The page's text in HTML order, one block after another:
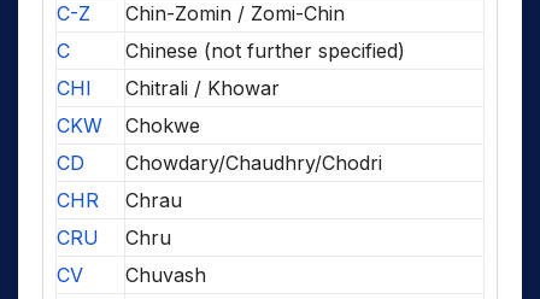
C-Z
Chin-Zomin / Zomi-Chin
C
Chinese (not further specified)
CHI
Chitrali / Khowar
CKW
Chokwe
CD
Chowdary/Chaudhry/Chodri
CHR
Chrau
CRU
Chru
CV
Chuvash